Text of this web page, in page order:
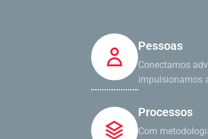
Pessoas
Conectamos
impulsionamos
Processos
Com